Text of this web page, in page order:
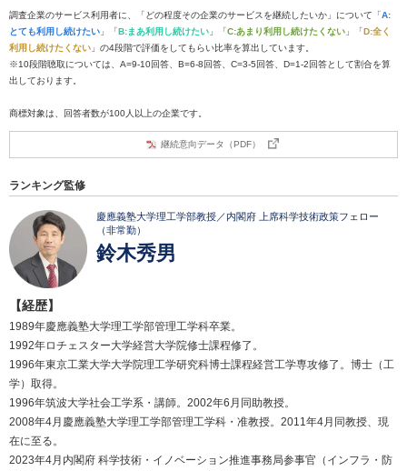
調査企業のサービス利用者に、「どの程度その企業のサービスを継続したいか」について「A:
とても利用し続けたい 」「B:まあ利用し続けたい 」「C:あまり利用し続けたくない 」「D:全く
利用し続けたくない 」の4段階で評価をしてもらい比率を算出しています。
※10段階聴取については、A=9-10回答、B=6-8回答、C=3-5回答、D=1-2回答として割合を算
出しております。
商標対象は、回答者数が100人以上の企業です。
継続意向データ（PDF）
ランキング監修
慶應義塾大学理工学部教授／内閣府 上席科学技術政策フェロー
（非常勤）
鈴木秀男
【経歴】
1989年慶應義塾大学理工学部管理工学科卒業。
1992年ロチェスター大学経営大学院修士課程修了。
1996年東京工業大学大学院理工学研究科博士課程経営工学専攻修了。博士（工
学）取得。
1996年筑波大学社会工学系・講師。2002年6月同助教授。
2008年4月慶應義塾大学理工学部管理工学科・准教授。2011年4月同教授、現
在に至る。
2023年4月内閣府 科学技術・イノベーション推進事務局参事官（インフラ・防